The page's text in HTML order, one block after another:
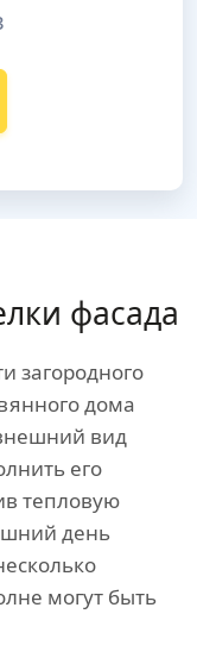
фасада
загородного
дома
вид
его
тепловую
день
могут быть